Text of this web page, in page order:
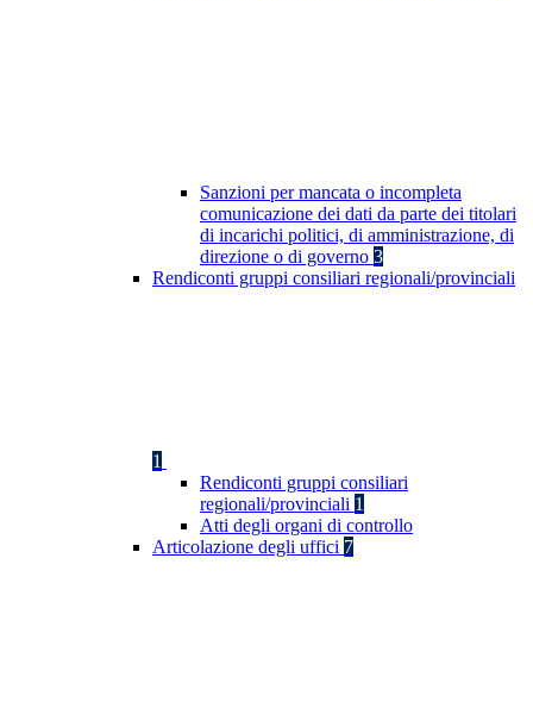
Sanzioni per mancata o incompleta
comunicazione dei dati da parte dei titolari
di incarichi politici, di amministrazione, di
direzione o di governo 3
Rendiconti gruppi consiliari regionali/provinciali
1
Rendiconti gruppi consiliari
regionali/provinciali 1
Atti degli organi di controllo
Articolazione degli uffici 7